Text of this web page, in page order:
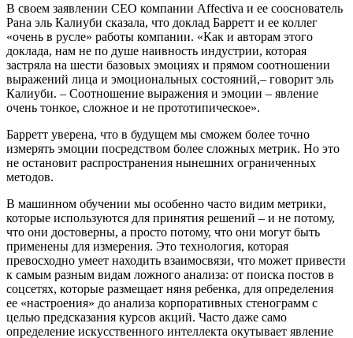
В своем заявлении CEO компании Affectiva и ее сооснователь
Рана эль Калиуби сказала, что доклад Барретт и ее коллег
«очень в русле» работы компании. «Как и авторам этого
доклада, нам не по душе наивность индустрии, которая
застряла на шести базовых эмоциях и прямом соотношении
выражений лица и эмоциональных состояний,– говорит эль
Калиуби. – Соотношение выражения и эмоции – явление
очень тонкое, сложное и не прототипическое».
Барретт уверена, что в будущем мы сможем более точно
измерять эмоции посредством более сложных метрик. Но это
не остановит распространения нынешних ограниченных
методов.
В машинном обучении мы особенно часто видим метрики,
которые используются для принятия решений – и не потому,
что они достоверны, а просто потому, что они могут быть
применены для измерения. Это технология, которая
превосходно умеет находить взаимосвязи, что может привести
к самым разным видам ложного анализа: от поиска постов в
соцсетях, которые размещает няня ребенка, для определения
ее «настроения» до анализа корпоративных стенограмм с
целью предсказания курсов акций. Часто даже само
определение искусственного интеллекта окутывает явление